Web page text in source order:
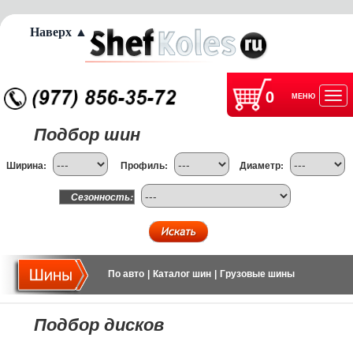
0 МЕНЮ
Подбор шин
Ширина: Профиль: Диаметр:
Сезонность:
По авто Каталог шин Грузовые шины
Подбор дисков
Наверх ▲